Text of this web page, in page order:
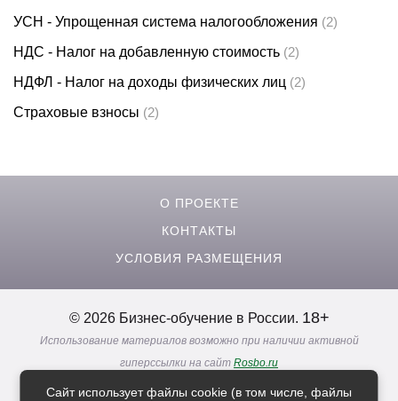
УСН - Упрощенная система налогообложения (2)
НДС - Налог на добавленную стоимость (2)
НДФЛ - Налог на доходы физических лиц (2)
Страховые взносы (2)
О ПРОЕКТЕ
КОНТАКТЫ
УСЛОВИЯ РАЗМЕЩЕНИЯ
© 2026 Бизнес-обучение в России. 18+
Использование материалов возможно при наличии активной
гиперссылки на сайт Rosbo.ru
Реклама. Информация о рекламодателях по ссылкам
Сайт использует файлы cookie (в том числе, файлы